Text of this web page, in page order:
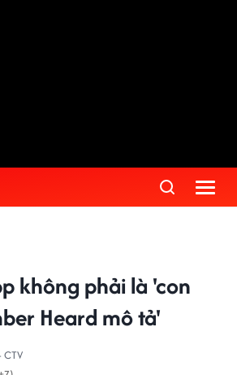
không phải là 'con
Heard mô tả'
CTV